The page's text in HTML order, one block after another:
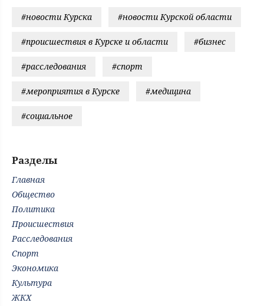
#новости Курска #новости Курской области
#происшествия в Курске и области #бизнес
#расследования #спорт
#мероприятия в Курске #медицина
#социальное
Разделы
Главная
Общество
Политика
Происшествия
Расследования
Спорт
Экономика
Культура
ЖКХ